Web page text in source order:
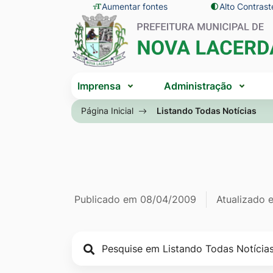
Seção
de
atalhos
e
links
de
acessibilidade
para
o
conteúdo
[alt+1]
Ir
para
busca
Aumentar fontes Alto
Seção
do
menu
menu
Imprensa Administração
Página Inicial Listando Todas Notícias
Página
Informações
de
publicação
Publicado em 08/04/2009 Atualizado